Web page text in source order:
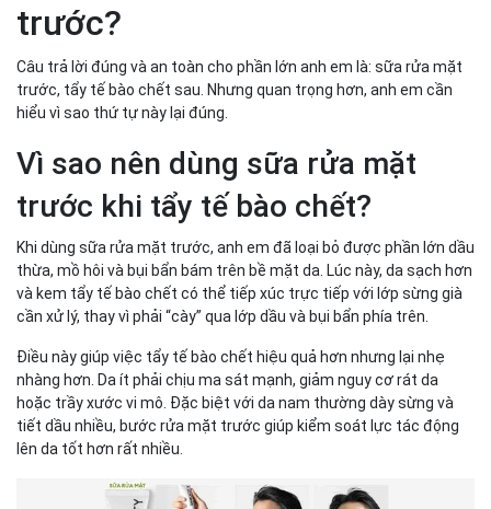
trước?
Câu trả lời đúng và an toàn cho phần lớn anh em là: sữa rửa mặt
trước, tẩy tế bào chết sau. Nhưng quan trọng hơn, anh em cần
hiểu vì sao thứ tự này lại đúng.
Vì sao nên dùng sữa rửa mặt
trước khi tẩy tế bào chết?
Khi dùng sữa rửa mặt trước, anh em đã loại bỏ được phần lớn dầu
thừa, mồ hôi và bụi bẩn bám trên bề mặt da. Lúc này, da sạch hơn
và kem tẩy tế bào chết có thể tiếp xúc trực tiếp với lớp sừng già
cần xử lý, thay vì phải “cày” qua lớp dầu và bụi bẩn phía trên.
Điều này giúp việc tẩy tế bào chết hiệu quả hơn nhưng lại nhẹ
nhàng hơn. Da ít phải chịu ma sát mạnh, giảm nguy cơ rát da
hoặc trầy xước vi mô. Đặc biệt với da nam thường dày sừng và
tiết dầu nhiều, bước rửa mặt trước giúp kiểm soát lực tác động
lên da tốt hơn rất nhiều.